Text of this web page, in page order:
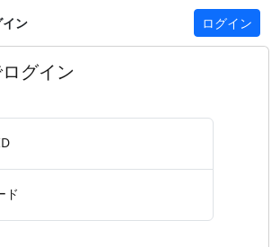
イン ログイン
グイン
ド